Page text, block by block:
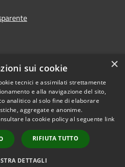
Copyright © 2026 • Comune di
Borgo Virgilio • Powered by
Municipium•
Accesso
redazione
×
sui cookie
tecnici e assimilati strettamente
e alla navigazione del sito,
analitico al solo fine di elaborare
aggregate e anonime.
la cookie policy al seguente link
RIFIUTA TUTTO
DETTAGLI